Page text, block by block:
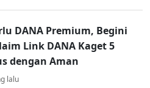
DANA Premium, Begini
Link DANA Kaget 5
dengan Aman
lalu